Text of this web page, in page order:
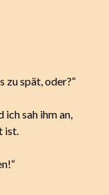
zu spät, oder?“
sah ihm an,
ist.